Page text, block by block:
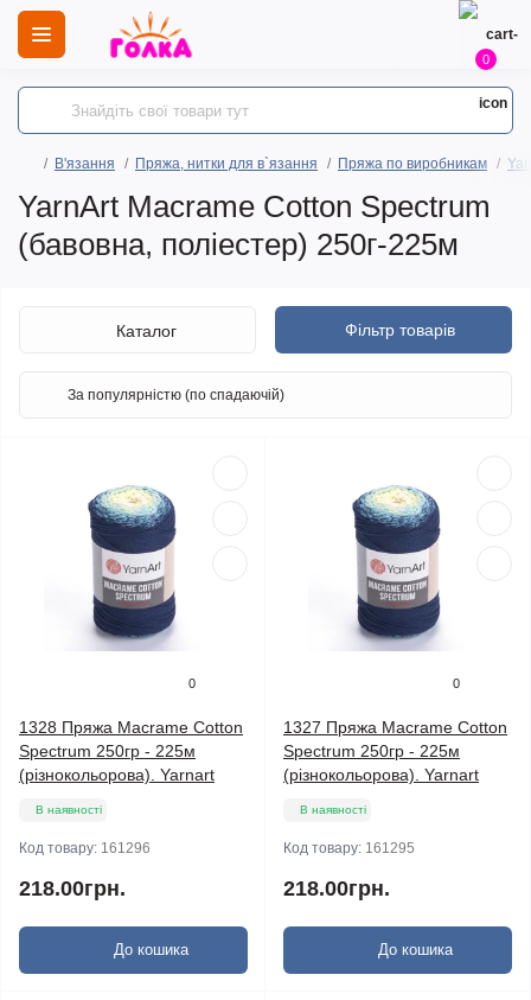
0
В'язання Пряжа, нитки для в`язання Пряжа по виробникам
YarnArt Macrame Cotton Spectrum
(бавовна, поліестер) 250г-225м
Фільтр товарів
Каталог
0
1328 Пряжа Macrame Cotton
Spectrum 250гр - 225м
(різнокольорова). Yarnart
В наявності
Код товару: 161296
218.00грн.
До кошика
0
1327 Пряжа Macrame Cotton
Spectrum 250гр - 225м
(різнокольорова). Yarnart
В наявності
Код товару: 161295
218.00грн.
До кошика